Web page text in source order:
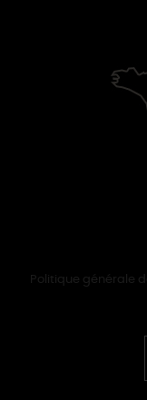
Politique générale